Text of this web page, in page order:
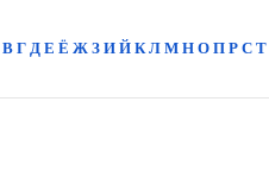
В Г Д Е Ё Ж З И Й К Л М Н О П Р С Т